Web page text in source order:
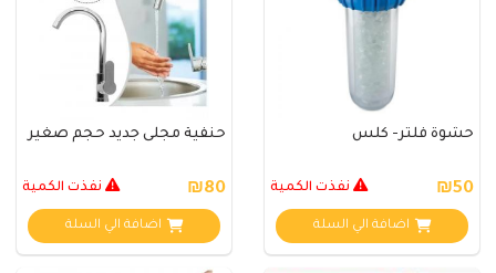
حشوة فلتر- كلس
₪50 نفذت الكمية
اضافة الي السلة
حنفية مجلى جديد حجم صغير
₪80 نفذت الكمية
اضافة الي السلة